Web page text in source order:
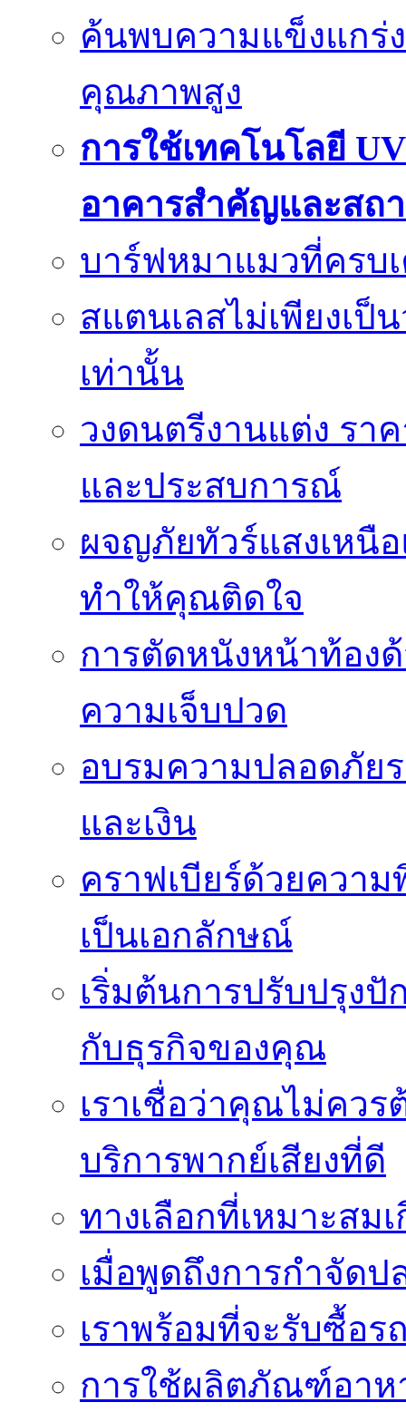
ค้นพบความแข็งแกร่
คุณภาพสูง
การใช้เทคโนโลยี
อาคารสำคัญและสถ
บาร์ฟหมาแมวที่ครบ
สแตนเลสไม่เพียงเ
เท่านั้น
วงดนตรีงานแต่ง รา
และประสบการณ์
ผจญภัยทัวร์แสงเหนื
ทำให้คุณติดใจ
การตัดหนังหน้าท้อง
ความเจ็บปวด
อบรมความปลอดภัย
และเงิน
คราฟเบียร์ด้วยควา
เป็นเอกลักษณ์
เริ่มต้นการปรับปรุง
กับธุรกิจของคุณ
เราเชื่อว่าคุณไม่คว
บริการพากย์เสียงที่ดี
ทางเลือกที่เหมาะสม
เมื่อพูดถึงการกำจัดป
เราพร้อมที่จะรับซื้อ
การใช้ผลิตภัณฑ์อาหา